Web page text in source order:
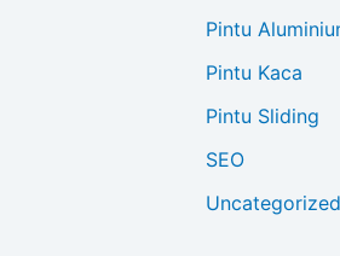
Pintu
Pintu Kaca
Pintu Sliding
SEO
Uncategorized